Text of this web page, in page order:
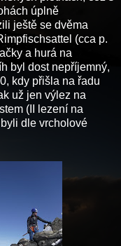
úplně
ještě se dvěma
(cca p.
a hurá na
byl dost nepříjemný,
kdy přišla na řadu
už jen výlez na
(II lezení na
dle vrcholové